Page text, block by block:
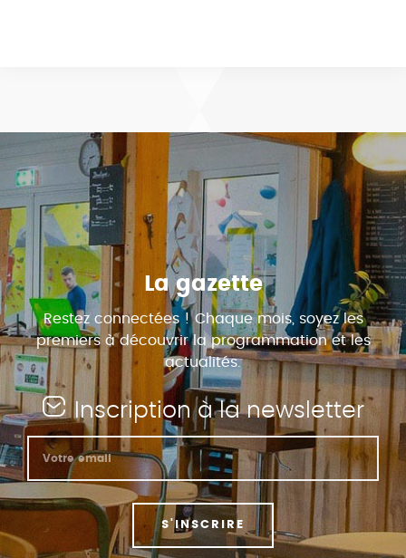
La gazette
Restez connectées ! Chaque mois, soyez les
premiers à découvrir la programmation et les
actualités.
Inscription à la newsletter
S'INSCRIRE